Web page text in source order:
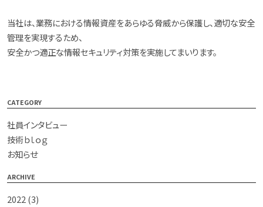
当社は、業務における情報資産をあらゆる脅威から保護し、適切な安全
管理を実現するため、
安全かつ適正な情報セキュリティ対策を実施してまいります。
CATEGORY
社員インタビュー
技術ｂｌｏｇ
お知らせ
ARCHIVE
2022 (3)